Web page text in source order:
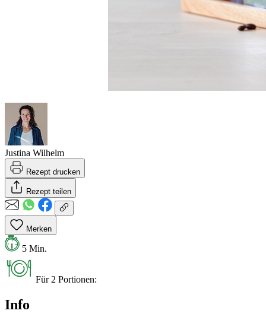
Justina Wilhelm
Rezept drucken
Rezept teilen
Merken
5 Min.
Für 2 Portionen:
Info